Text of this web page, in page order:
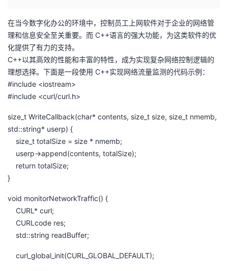
主
页
的
开
发
者
我
的
博
我
的
坛
我
圈的我
在当今数字化办公的环境中，控制员工上网软件对于企业的网络管
理和信息安全至关重要。而 C++语言的强大功能，为这类软件的优
化提供了有力的支持。
C++以其高效的性能和丰富的特性，成为实现复杂网络控制逻辑的
理想选择。下面是一段使用 C++实现网络流量监测的代码示例：
#include <iostream>
#include <curl/curl.h>
size_t WriteCallback(char* contents, size_t size, size_t nmemb,
std::string* userp) {
size_t totalSize = size * nmemb;
userp->append(contents, totalSize);
return totalSize;
}
void monitorNetworkTraffic() {
CURL* curl;
CURLcode res;
std::string readBuffer;
curl_global_init(CURL_GLOBAL_DEFAULT);